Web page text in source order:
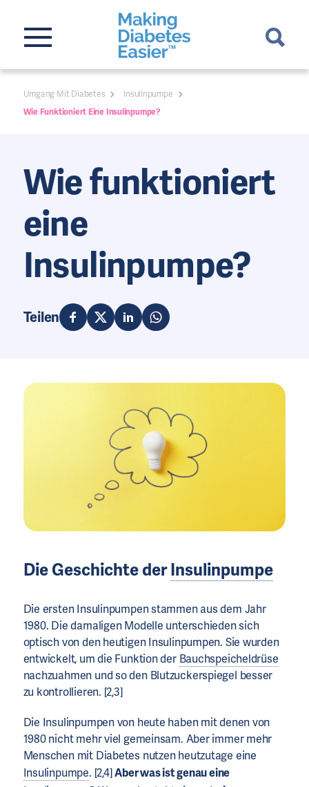
Umgang Mit Diabetes
Insulinpumpe
Wie Funktioniert Eine Insulinpumpe?
Wie funktioniert
eine
Insulinpumpe?
Teilen
Die Geschichte derInsulinpumpe
Die ersten Insulinpumpen stammen aus dem Jahr
1980. Die damaligen Modelle unterschieden sich
optisch von den heutigen Insulinpumpen. Sie wurden
entwickelt, um die Funktion der Bauchspeicheldrüse
nachzuahmen und so den Blutzuckerspiegel besser
zu kontrollieren. [2,3]
Die Insulinpumpen von heute haben mit denen von
1980 nicht mehr viel gemeinsam. Aber immer mehr
Menschen mit Diabetes nutzen heutzutage eine
Insulinpumpe. [2,4]Aber was ist genau eine